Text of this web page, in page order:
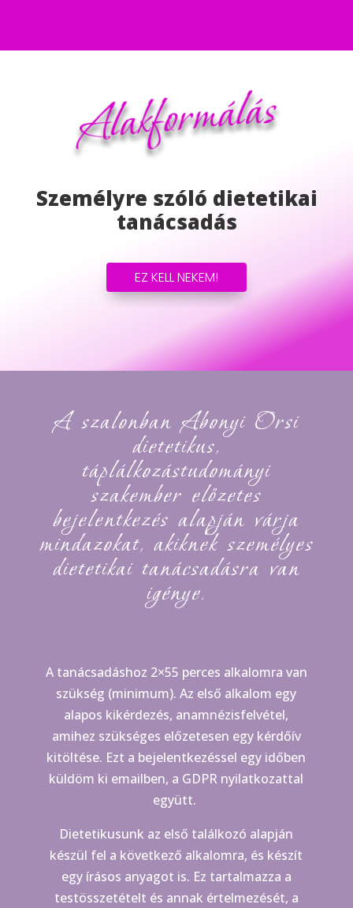
Alakformálás
Személyre szóló dietetikai
tanácsadás
EZ KELL NEKEM!
A szalonban Abonyi Orsi
dietetikus,
táplálkozástudományi
szakember előzetes
bejelentkezés alapján várja
mindazokat, akiknek személyes
dietetikai tanácsadásra van
igénye.
A tanácsadáshoz 2×55 perces alkalomra van
szükség (minimum). Az első alkalom egy
alapos kikérdezés, anamnézisfelvétel,
amihez szükséges előzetesen egy kérdőív
kitöltése. Ezt a bejelentkezéssel egy időben
küldöm ki emailben, a GDPR nyilatkozattal
együtt.
Dietetikusunk az első találkozó alapján
készül fel a következő alkalomra, és készít
egy írásos anyagot is. Ez tartalmazza a
testösszetételt és annak értelmezését, a